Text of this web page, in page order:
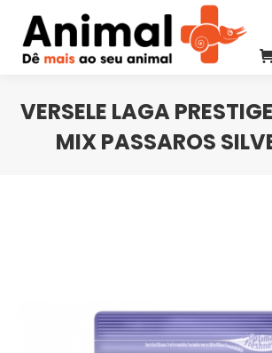
VERSELE LAGA
MIX PASSAROS